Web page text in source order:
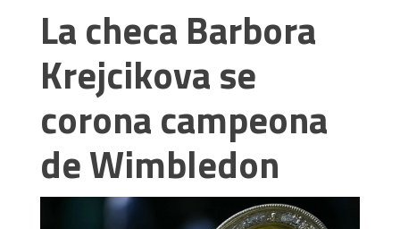
La checa Barbora
Krejcikova se
corona campeona
de Wimbledon